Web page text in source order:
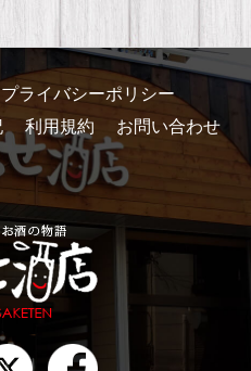
プライバシーポリシー
利用規約 お問い合わせ